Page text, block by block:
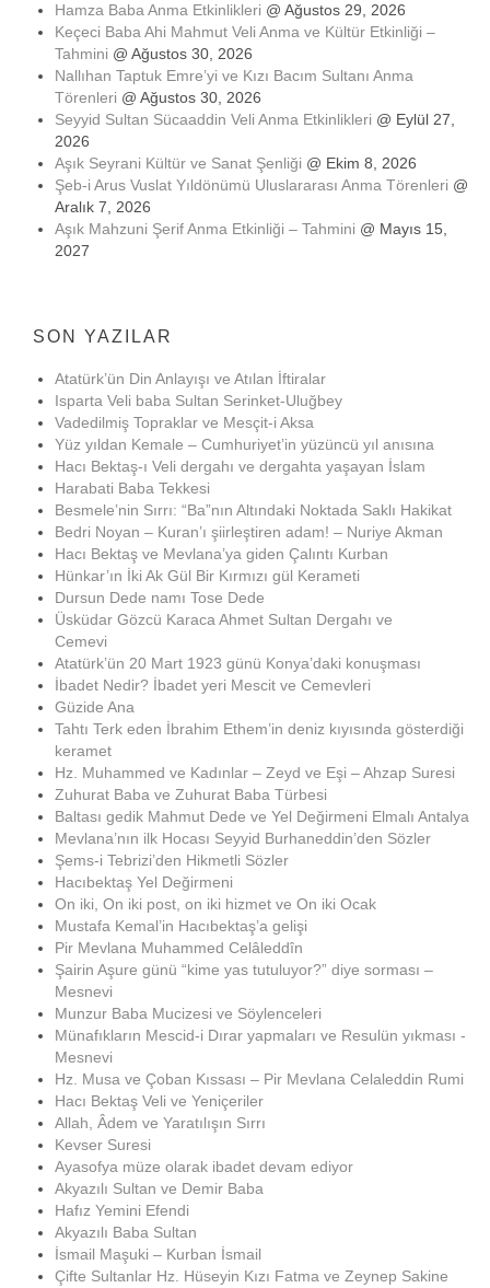
Hamza Baba Anma Etkinlikleri @ Ağustos 29, 2026
Keçeci Baba Ahi Mahmut Veli Anma ve Kültür Etkinliği –
Tahmini @ Ağustos 30, 2026
Nallıhan Taptuk Emre’yi ve Kızı Bacım Sultanı Anma
Törenleri @ Ağustos 30, 2026
Seyyid Sultan Sücaaddin Veli Anma Etkinlikleri @ Eylül 27,
2026
Aşık Seyrani Kültür ve Sanat Şenliği @ Ekim 8, 2026
Şeb-i Arus Vuslat Yıldönümü Uluslararası Anma Törenleri @
Aralık 7, 2026
Aşık Mahzuni Şerif Anma Etkinliği – Tahmini @ Mayıs 15,
2027
SON YAZILAR
Atatürk’ün Din Anlayışı ve Atılan İftiralar
Isparta Veli baba Sultan Serinket-Uluğbey
Vadedilmiş Topraklar ve Mesçit-i Aksa
Yüz yıldan Kemale – Cumhuriyet’in yüzüncü yıl anısına
Hacı Bektaş-ı Veli dergahı ve dergahta yaşayan İslam
Harabati Baba Tekkesi
Besmele’nin Sırrı: “Ba”nın Altındaki Noktada Saklı Hakikat
Bedri Noyan – Kuran’ı şiirleştiren adam! – Nuriye Akman
Hacı Bektaş ve Mevlana’ya giden Çalıntı Kurban
Hünkar’ın İki Ak Gül Bir Kırmızı gül Kerameti
Dursun Dede namı Tose Dede
Üsküdar Gözcü Karaca Ahmet Sultan Dergahı ve
Cemevi
Atatürk’ün 20 Mart 1923 günü Konya’daki konuşması
İbadet Nedir? İbadet yeri Mescit ve Cemevleri
Güzide Ana
Tahtı Terk eden İbrahim Ethem’in deniz kıyısında gösterdiği
keramet
Hz. Muhammed ve Kadınlar – Zeyd ve Eşi – Ahzap Suresi
Zuhurat Baba ve Zuhurat Baba Türbesi
Baltası gedik Mahmut Dede ve Yel Değirmeni Elmalı Antalya
Mevlana’nın ilk Hocası Seyyid Burhaneddin’den Sözler
Şems-i Tebrizi’den Hikmetli Sözler
Hacıbektaş Yel Değirmeni
On iki, On iki post, on iki hizmet ve On iki Ocak
Mustafa Kemal’in Hacıbektaş’a gelişi
Pir Mevlana Muhammed Celâleddîn
Şairin Aşure günü “kime yas tutuluyor?” diye sorması –
Mesnevi
Munzur Baba Mucizesi ve Söylenceleri
Münafıkların Mescid-i Dırar yapmaları ve Resulün yıkması -
Mesnevi
Hz. Musa ve Çoban Kıssası – Pir Mevlana Celaleddin Rumi
Hacı Bektaş Veli ve Yeniçeriler
Allah, Âdem ve Yaratılışın Sırrı
Kevser Suresi
Ayasofya müze olarak ibadet devam ediyor
Akyazılı Sultan ve Demir Baba
Hafız Yemini Efendi
Akyazılı Baba Sultan
İsmail Maşuki – Kurban İsmail
Çifte Sultanlar Hz. Hüseyin Kızı Fatma ve Zeynep Sakine